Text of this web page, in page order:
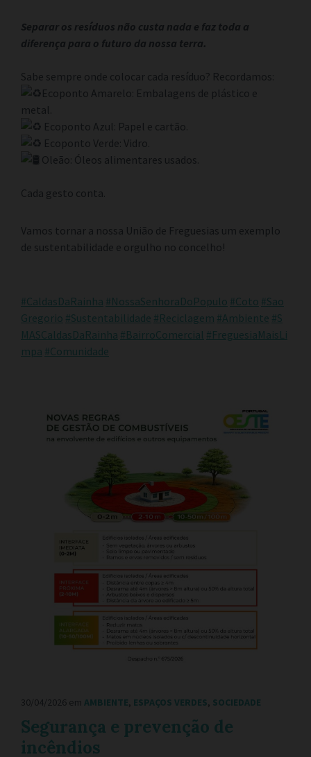
Separar os resíduos não custa nada e faz toda a
diferença para o futuro da nossa terra.
Sabe sempre onde colocar cada resíduo? Recordamos:
Ecoponto Amarelo: Embalagens de plástico e
metal.
Ecoponto Azul: Papel e cartão.
Ecoponto Verde: Vidro.
Oleão: Óleos alimentares usados.
Cada gesto conta.
Vamos tornar a nossa União de Freguesias um exemplo
de sustentabilidade e orgulho no concelho!
#CaldasDaRainha #NossaSenhoraDoPopulo #Coto #Sao
Gregorio #Sustentabilidade #Reciclagem #Ambiente #S
MASCaldasDaRainha #BairroComercial #FreguesiaMaisLi
mpa #Comunidade
30/04/2026 em AMBIENTE, ESPAÇOS VERDES, SOCIEDADE
Segurança e prevenção de
incêndios